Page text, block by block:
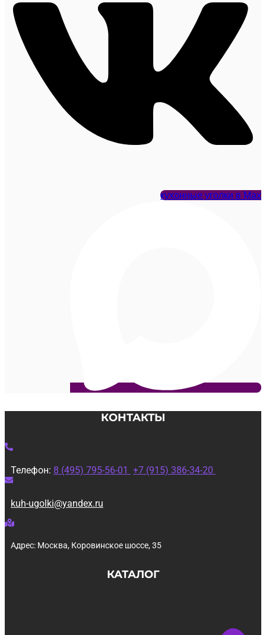
кухонные уголки в Max
КОНТАКТЫ
Телефон: 8 (495) 795-56-01 +7 (915) 386-34-20
kuh-ugolki@yandex.ru
Адрес: Москва, Коровинское шоссе, 35
КАТАЛОГ